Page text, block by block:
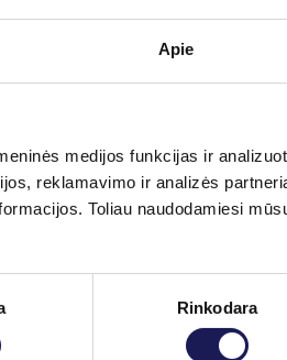
Apie
medijos funkcijas ir
reklamavimo ir analizės
Toliau naudodamiesi
Rinkodara